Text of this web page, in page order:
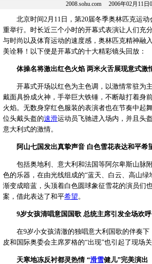
2008.sohu.com 2006年02月11日
北京时间2月11日，第20届冬季奥林匹克运动
重举行。时长近三个小时的开幕式表演让人们充
与时尚以及体育运动的速度感，奥林匹克精神融
美诠释！以下便是开幕式的十大精彩镜头回放：
体操名将激出红色火焰 两米火舌展现意式激
开幕式开场以红色为主色调，以激情常驻为主
戴面具扮成火神，手举巨大铁锤，不断敲打着身
火焰。无数身穿红色服装的表演者也在节奏中起
位头戴头盔的速滑运动员飞驰进入场内，并且头
意大利式的激情。
阿山七国发出真挚声音 白色雪花表达和平希
包括奥地利、意大利和法国等阿尔卑斯山脉
色的乐器，在由光线组成的“蓝天、白云、高山
渐变成暗蓝，头顶着白色圆球象征雪花的演员们
案，借此表达了和平希望。
9岁女孩清唱意国国歌 总统主席引发全场欢呼
在9岁小女孩清澈的独唱意大利国歌的伴奏下
皮和国际奥委会主席罗格的“出现”也引起了现场关
天寒地冻反衬都灵热情 “滑雪健儿”完美演出